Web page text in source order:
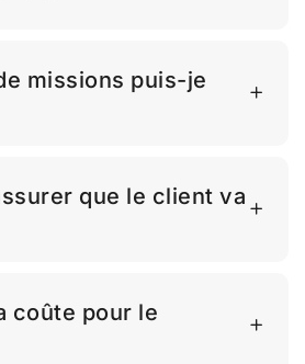
missions puis-je
que le client va
coûte pour le